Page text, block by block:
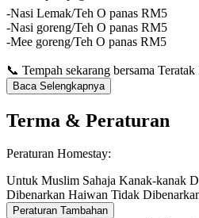
-Nasi Lemak/Teh O panas RM5
-Nasi goreng/Teh O panas RM5
-Mee goreng/Teh O panas RM5
📞 Tempah sekarang bersama
Baca Selengkapnya
Terma & Peraturan
Peraturan Homestay:
Untuk Muslim Sahaja Kanak-kanak
Dibenarkan Haiwan Tidak
Peraturan Tambahan